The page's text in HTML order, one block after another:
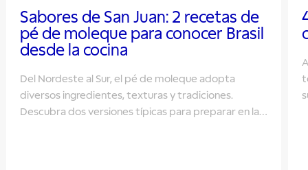
Sabores de San Juan: 2 recetas de
pé de moleque para conocer Brasil
desde la cocina
Del Nordeste al Sur, el pé de moleque adopta
diversos ingredientes, texturas y tradiciones.
Descubra dos versiones típicas para preparar en las